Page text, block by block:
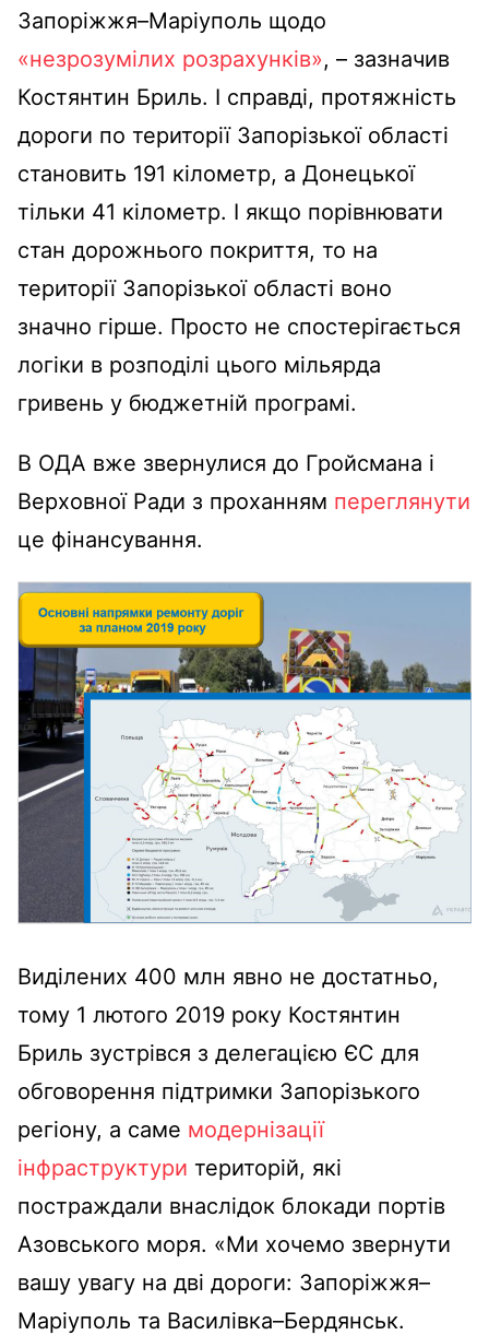
Запоріжжя–Маріуполь щодо
«незрозумілих розрахунків», – зазначив
Костянтин Бриль. І справді, протяжність
дороги по території Запорізької області
становить 191 кілометр, а Донецької
тільки 41 кілометр. І якщо порівнювати
стан дорожнього покриття, то на
території Запорізької області воно
значно гірше. Просто не спостерігається
логіки в розподілі цього мільярда
гривень у бюджетній програмі.
В ОДА вже звернулися до Гройсмана і
Верховної Ради з проханням переглянути
це фінансування.
Виділених 400 млн явно не достатньо,
тому 1 лютого 2019 року Костянтин
Бриль зустрівся з делегацією ЄС для
обговорення підтримки Запорізького
регіону, а саме модернізації
інфраструктури територій, які
постраждали внаслідок блокади портів
Азовського моря. «Ми хочемо звернути
вашу увагу на дві дороги: Запоріжжя–
Маріуполь та Василівка–Бердянськ.